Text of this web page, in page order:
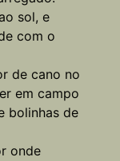
sol, e
com o
de cano no
em campo
bolinhas de
onde